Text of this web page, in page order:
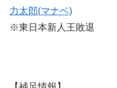
力太郎(マナベ)
※東日本新人王敗退